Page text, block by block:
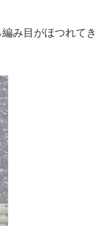
み目がほつれてき